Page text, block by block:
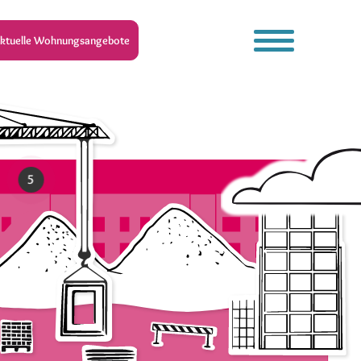
Wohnungsangebote
5